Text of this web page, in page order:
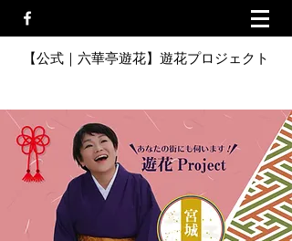
【公式｜六華亭遊花】遊花プロジェクト